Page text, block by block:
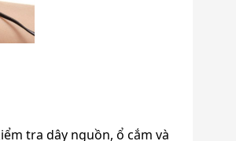
tra dây nguồn, ổ cắm và